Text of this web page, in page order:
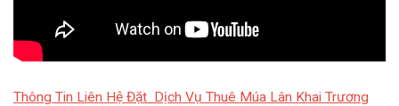
Thông Tin Liên Hệ Đặt Dịch Vụ Thuê Múa Lân Khai Trương